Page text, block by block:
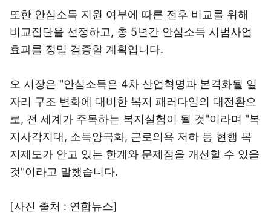
또한 안심소득 지원 여부에 따른 전후 비교를 위해
비교집단을 선정하고, 총 5년간 안심소득 시범사업
효과를 정밀 검증할 계획입니다.
오 시장은 "안심소득은 4차 산업혁명과 본격화될 일
자리 구조 변화에 대비한 복지 패러다임의 대전환으
로, 전 세계가 주목하는 복지실험이 될 것"이라며 "복
지사각지대, 소득양극화, 근로의욕 저하 등 현행 복
지제도가 안고 있는 한계와 문제점을 개선할 수 있을
것"이라고 말했습니다.
[사진 출처 : 연합뉴스]